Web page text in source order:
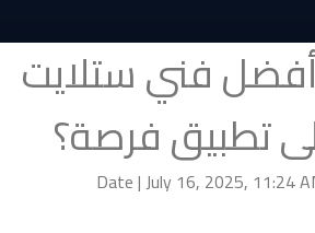
فني ستلايت
تطبيق فرصة؟
Date | July 16, 2025, 11:24